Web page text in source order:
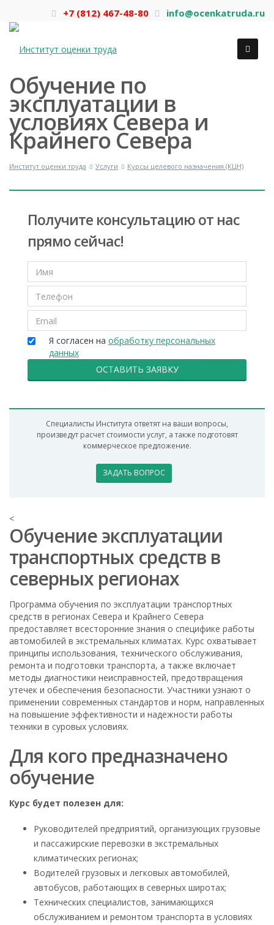
info@ocenkatruda.ru
+7 (812) 467-48-80
Обучение по
эксплуатации в
условиях Севера и
Крайнего Севера
Институт оценки труда Услуги Курсы целевого назначения (КЦН)
Специалисты Института ответят на ваши вопросы,
произведут расчет стоимости услуг, а также подготовят
коммерческое предложение.
ЗАДАТЬ ВОПРОС
Получите консультацию от нас
прямо сейчас!
Я согласен на обработку персональных
данных
ОСТАВИТЬ ЗАЯВКУ
<
Обучение эксплуатации
транспортных средств в
северных регионах
Программа обучения по эксплуатации транспортных
средств в регионах Севера и Крайнего Севера
предоставляет всесторонние знания о специфике работы
автомобилей в экстремальных климатах. Курс охватывает
принципы использования, технического обслуживания,
ремонта и подготовки транспорта, а также включает
методы диагностики неисправностей, предотвращения
утечек и обеспечения безопасности. Участники узнают о
применении современных стандартов и норм, направленных
на повышение эффективности и надежности работы
техники в суровых условиях.
Для кого предназначено
обучение
Курс будет полезен для:
Руководителей предприятий, организующих грузовые
и пассажирские перевозки в экстремальных
климатических регионах;
Водителей грузовых и легковых автомобилей,
автобусов, работающих в северных широтах;
Технических специалистов, занимающихся
обслуживанием и ремонтом транспорта в условиях